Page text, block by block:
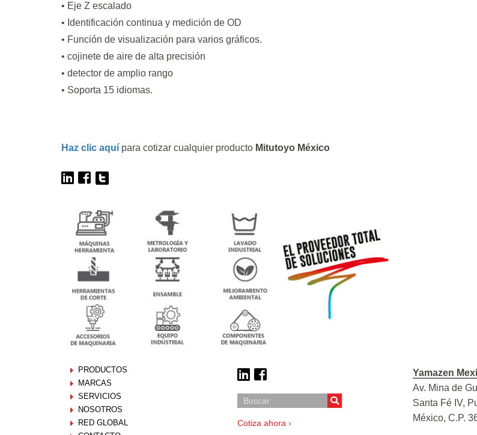
• Eje Z escalado
• Identificación continua y medición de OD
• Función de visualización para varios gráficos.
• cojinete de aire de alta precisión
• detector de amplio rango
• Soporta 15 idiomas.
Haz clic aquí para cotizar cualquier producto Mitutoyo México
PRODUCTOS
MARCAS
SERVICIOS
NOSOTROS
RED GLOBAL
Cotiza ahora ›
Yamazen
Av. Mina de
Santa Fé IV,
México, C.P.